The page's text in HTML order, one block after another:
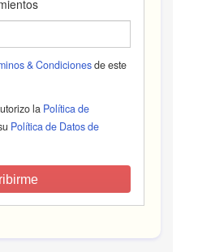
& Condicionesde este
la Política de
Política de Datos de